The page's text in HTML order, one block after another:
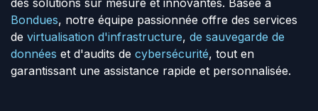
des solutions sur mesure et innovantes. Basée à
Bondues, notre équipe passionnée offre des services
de virtualisation d'infrastructure, de sauvegarde de
données et d'audits de cybersécurité, tout en
garantissant une assistance rapide et personnalisée.